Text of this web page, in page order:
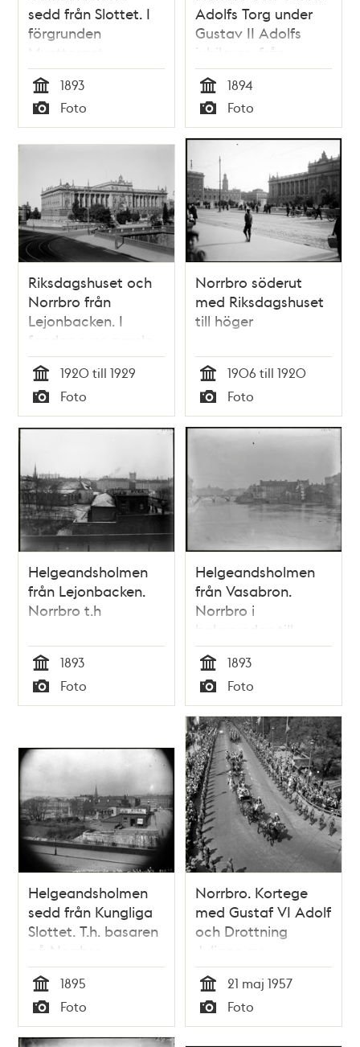
sedd från Slottet. I
förgrunden
Mynttorget
Tid
1893
Typ
Foto
Adolfs Torg under
Gustav II Adolfs
jubileum, från
Helgeandsholmen.
T.h. kulissarkitektur
av Gamla slottet
Tre kronor på gamla
operans plats
Tid
1894
Typ
Foto
Riksdagshuset och
Norrbro från
Lejonbacken. I
fonden syns gamla
rannsakningshäktet,
rivet 1930
Tid
1920 till 1929
Typ
Foto
Norrbro söderut
med Riksdagshuset
till höger
Tid
1906 till 1920
Typ
Foto
Helgeandsholmen
från Lejonbacken.
Norrbro t.h
Tid
1893
Typ
Foto
Helgeandsholmen
från Vasabron.
Norrbro i
bakgrunden till
vänster
Tid
1893
Typ
Foto
Helgeandsholmen
sedd från Kungliga
Slottet. T.h. basaren
på Norrbro
Tid
1895
Typ
Foto
Norrbro. Kortege
med Gustaf VI Adolf
och Drottning
Juliana av
Nederländerna
Tid
21 maj 1957
Typ
Foto